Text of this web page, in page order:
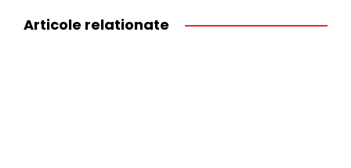
Articole relationate